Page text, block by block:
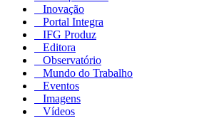
Inovação
Portal Integra
IFG Produz
Editora
Observatório
Mundo do Trabalho
Eventos
Imagens
Vídeos